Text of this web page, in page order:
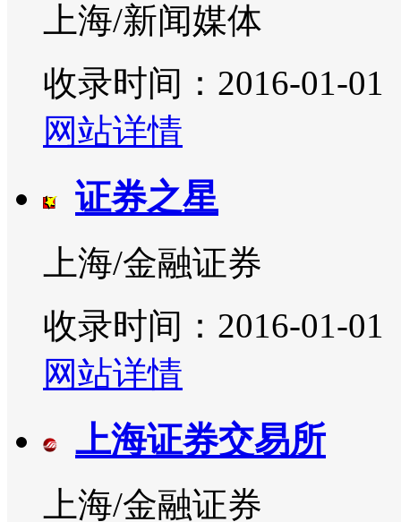
上海/新闻媒体
收录时间：2016-01-01
网站详情
证券之星
上海/金融证券
收录时间：2016-01-01
网站详情
上海证券交易所
上海/金融证券